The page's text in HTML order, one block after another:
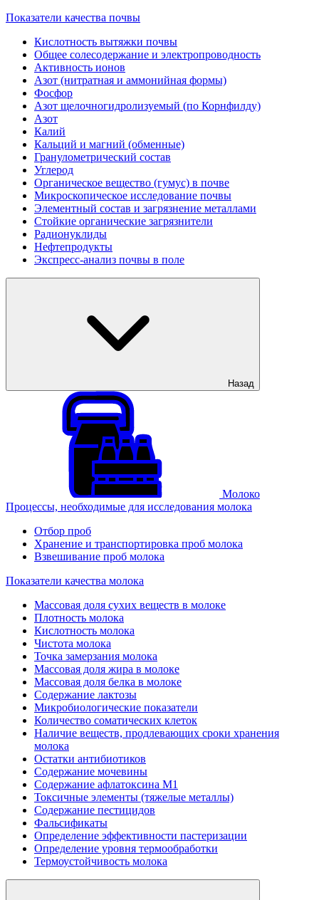
Показатели качества почвы
Кислотность вытяжки почвы
Общее солесодержание и электропроводность
Активность ионов
Азот (нитратная и аммонийная формы)
Фосфор
Азот щелочногидролизуемый (по Корнфилду)
Азот
Калий
Кальций и магний (обменные)
Гранулометрический состав
Углерод
Органическое вещество (гумус) в почве
Микроскопическое исследование почвы
Элементный состав и загрязнение металлами
Стойкие органические загрязнители
Радионуклиды
Нефтепродукты
Экспресс-анализ почвы в поле
Назад
Молоко
Процессы, необходимые для исследования молока
Отбор проб
Хранение и транспортировка проб молока
Взвешивание проб молока
Показатели качества молока
Массовая доля сухих веществ в молоке
Плотность молока
Кислотность молока
Чистота молока
Точка замерзания молока
Массовая доля жира в молоке
Массовая доля белка в молоке
Содержание лактозы
Микробиологические показатели
Количество соматических клеток
Наличие веществ, продлевающих сроки хранения
молока
Остатки антибиотиков
Содержание мочевины
Содержание афлатоксина М1
Токсичные элементы (тяжелые металлы)
Содержание пестицидов
Фальсификаты
Определение эффективности пастеризации
Определение уровня термообработки
Термоустойчивость молока